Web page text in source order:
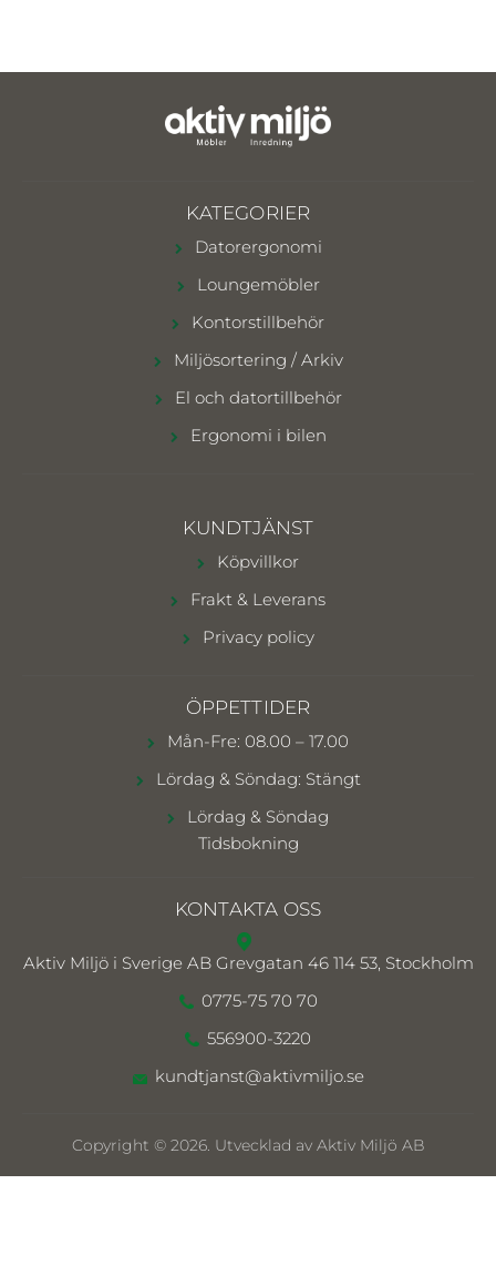
KATEGORIER
Datorergonomi
Loungemöbler
Kontorstillbehör
Miljösortering / Arkiv
El och datortillbehör
Ergonomi i bilen
KUNDTJÄNST
Köpvillkor
Frakt & Leverans
Privacy policy
ÖPPETTIDER
Mån-Fre: 08.00 – 17.00
Lördag & Söndag: Stängt
Lördag & Söndag
Tidsbokning
KONTAKTA OSS
Aktiv Miljö i Sverige AB Grevgatan 46 114 53, Stockholm
0775-75 70 70
556900-3220
kundtjanst@aktivmiljo.se
Copyright © 2026. Utvecklad av Aktiv Miljö AB